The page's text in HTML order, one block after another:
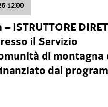
12:00
ISTRUTTORE
il Servizio
di montagna
dal